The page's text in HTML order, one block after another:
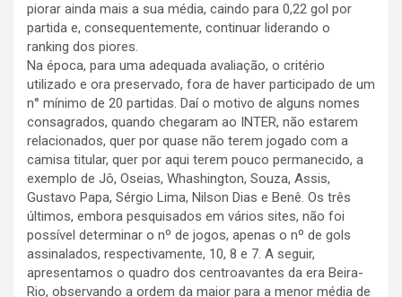
piorar ainda mais a sua média, caindo para 0,22 gol por
partida e, consequentemente, continuar liderando o
ranking dos piores.
Na época, para uma adequada avaliação, o critério
utilizado e ora preservado, fora de haver participado de um
n° mínimo de 20 partidas. Daí o motivo de alguns nomes
consagrados, quando chegaram ao INTER, não estarem
relacionados, quer por quase não terem jogado com a
camisa titular, quer por aqui terem pouco permanecido, a
exemplo de Jô, Oseias, Whashington, Souza, Assis,
Gustavo Papa, Sérgio Lima, Nilson Dias e Benê. Os três
últimos, embora pesquisados em vários sites, não foi
possível determinar o nº de jogos, apenas o nº de gols
assinalados, respectivamente, 10, 8 e 7. A seguir,
apresentamos o quadro dos centroavantes da era Beira-
Rio, observando a ordem da maior para a menor média de